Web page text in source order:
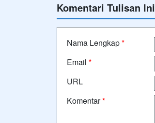
Komentari Tulisan Ini
Nama Lengkap*
Email *
URL
Komentar*